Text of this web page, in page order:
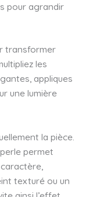
pour agrandir
transformer
les
appliques
une lumière
la pièce.
permet
caractère,
texturé ou un